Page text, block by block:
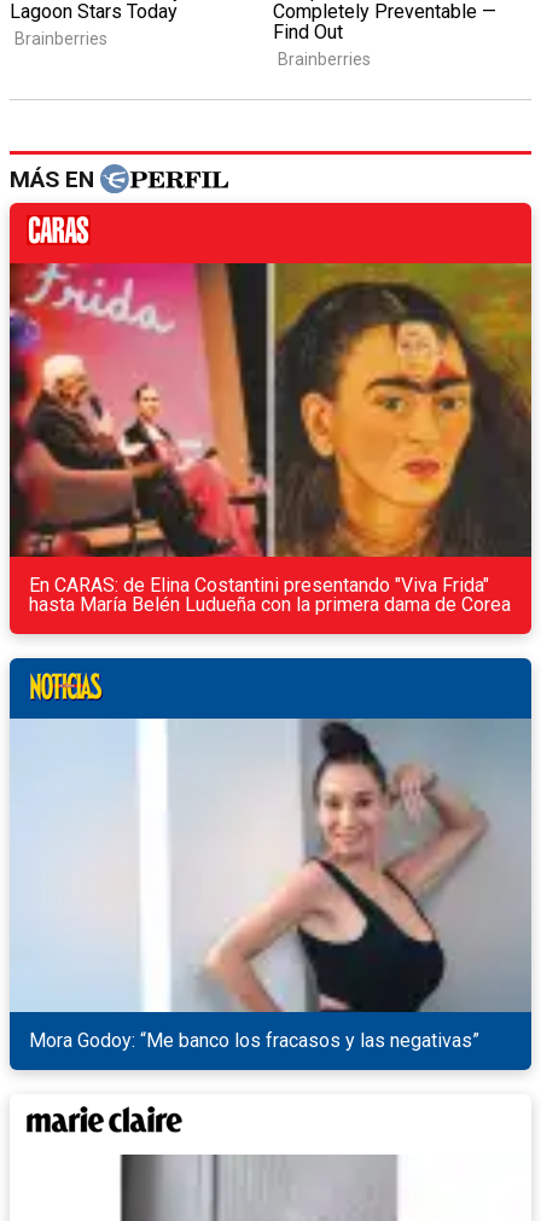
MÁS EN
En CARAS: de Elina Costantini presentando "Viva Frida"
hasta María Belén Ludueña con la primera dama de Corea
Mora Godoy: “Me banco los fracasos y las negativas”